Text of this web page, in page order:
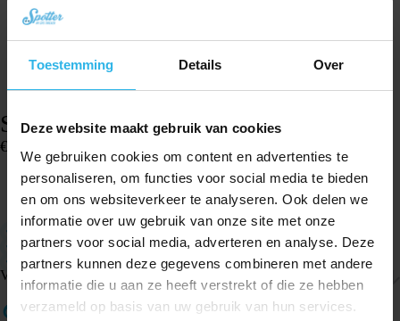
Toestemming Details Over
Deze website maakt gebruik van cookies
We gebruiken cookies om content en advertenties te
personaliseren, om functies voor social media te bieden
en om ons websiteverkeer te analyseren. Ook delen we
informatie over uw gebruik van onze site met onze
partners voor social media, adverteren en analyse. Deze
partners kunnen deze gegevens combineren met andere
informatie die u aan ze heeft verstrekt of die ze hebben
verzameld op basis van uw gebruik van hun services.
Spotter horlogeband – Zwart
€
Op voorraad
In winkelwagen
Geschikt voor de Spotter GPS Watch
Klein formaat: het bandje is 17 centimeter (klok 4,5 cm)
Gemakkelijk te verstellen
Verzenden & retourneren